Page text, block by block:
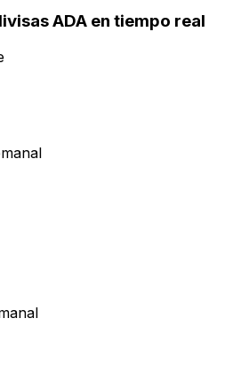
ADA en tiempo real